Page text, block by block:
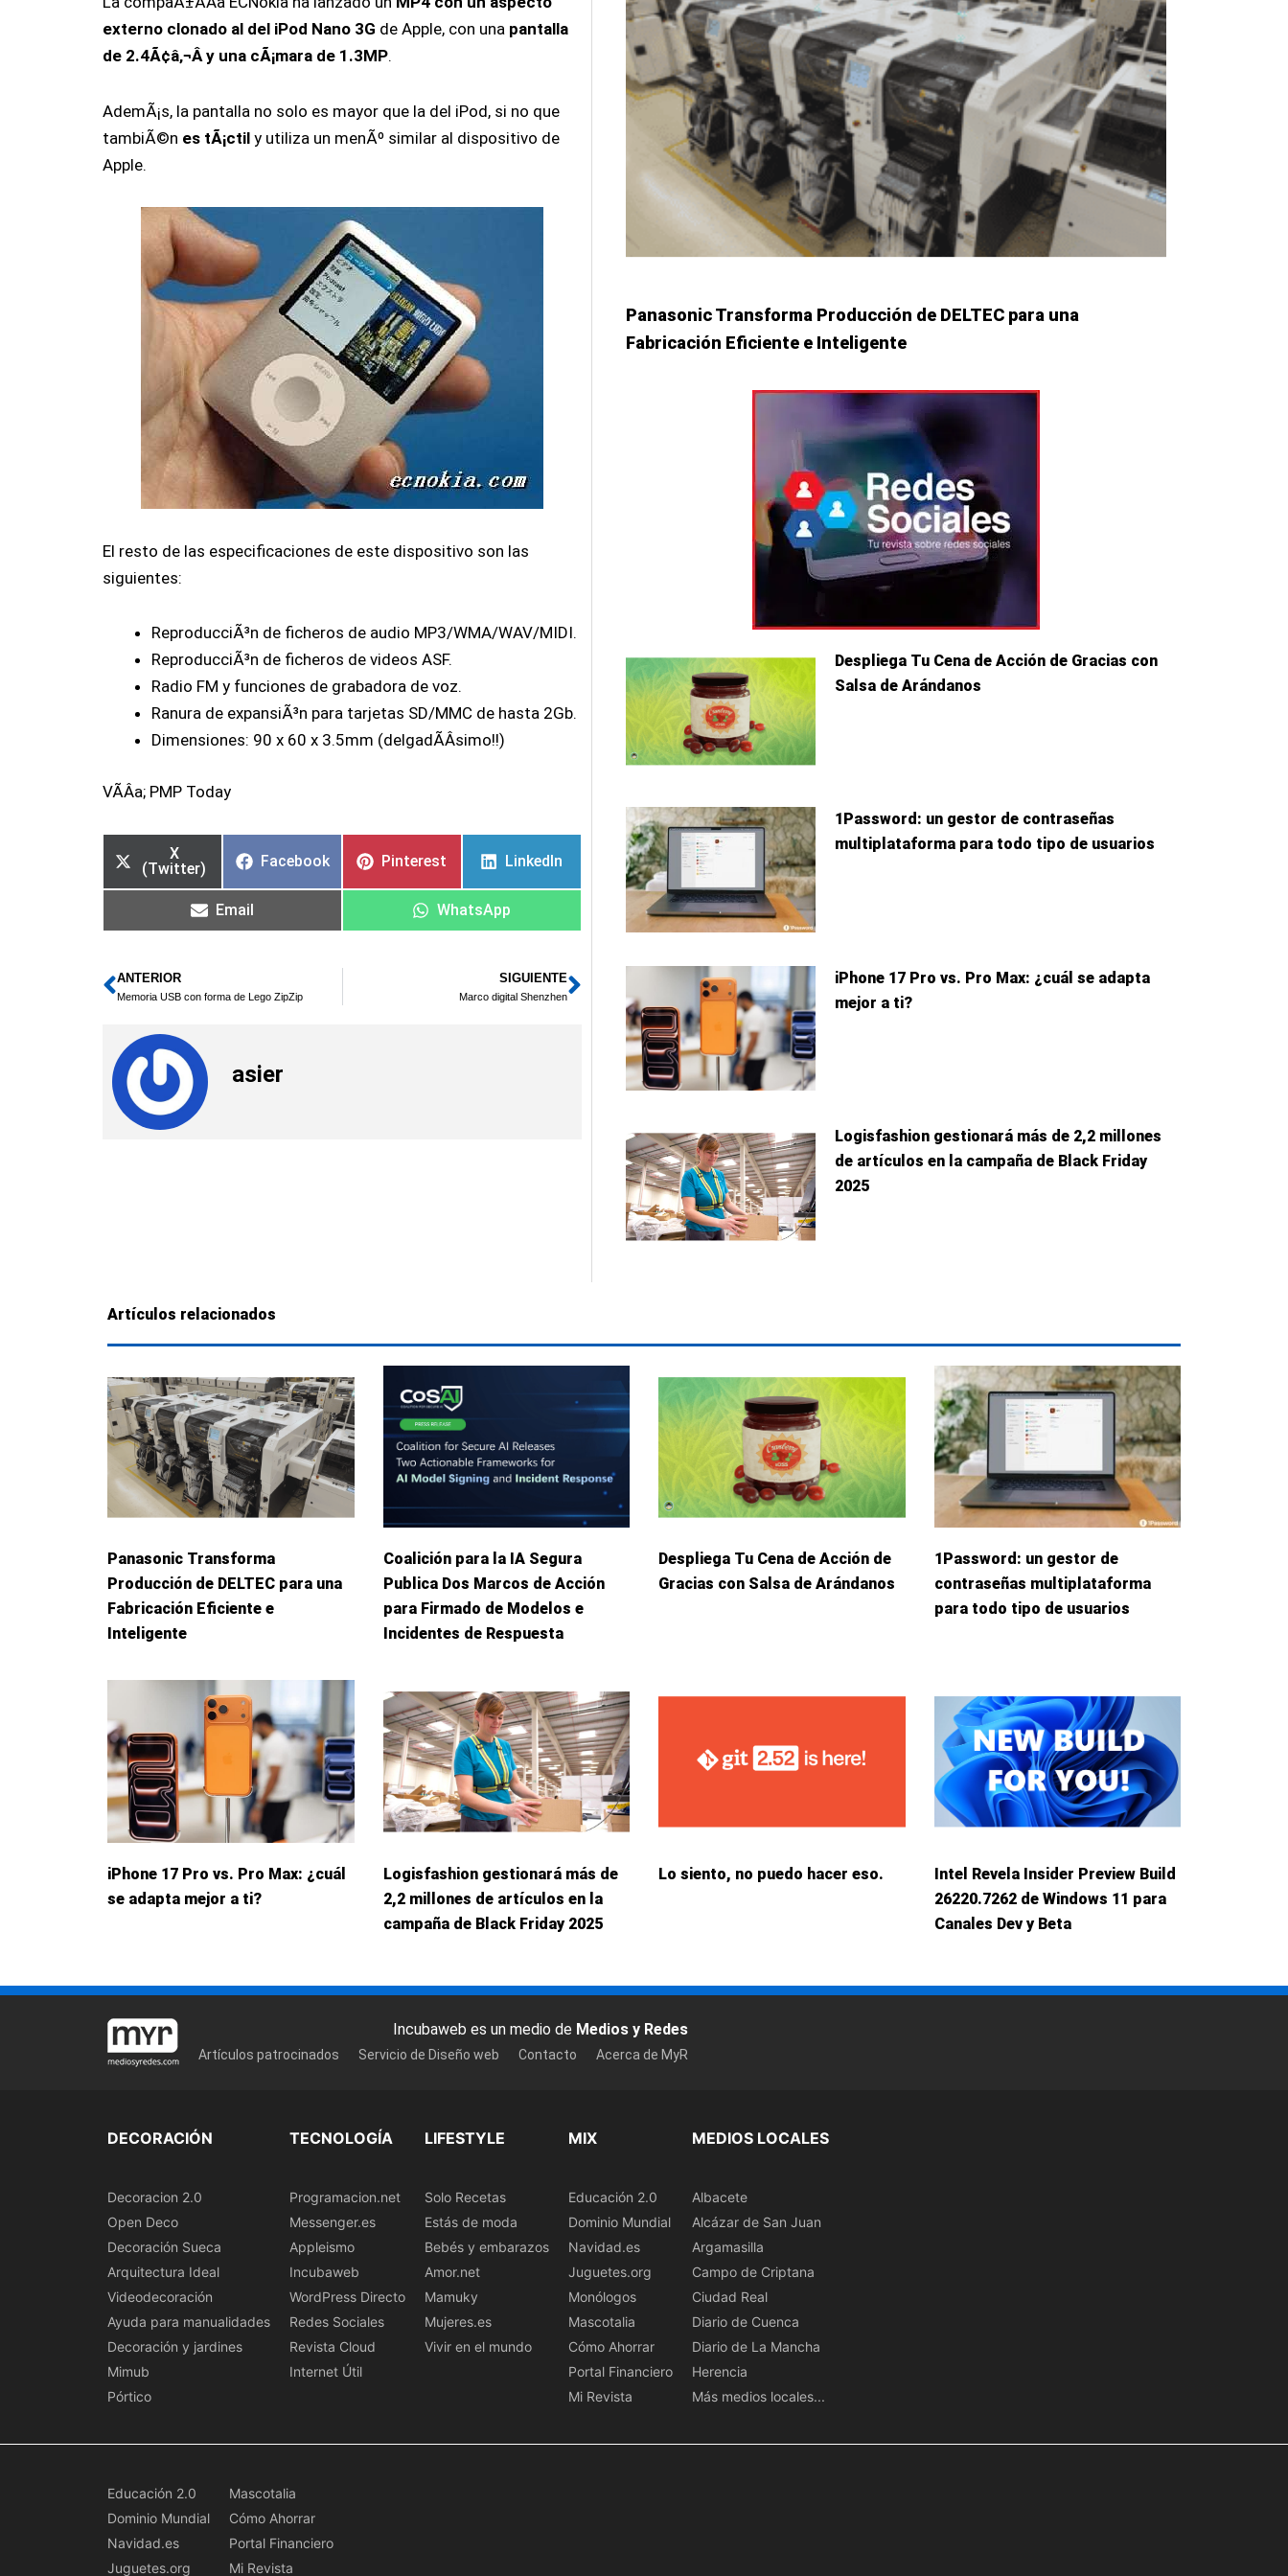
externo clonado al del iPod Nano 3G de Apple, con una pantalla
de 2.4Ã¢â‚¬Â y una cÃ¡mara de 1.3MP.
AdemÃ¡s, la pantalla no solo es mayor que la del iPod, si no que
tambiÃ©n es tÃ¡ctil y utiliza un menÃº similar al dispositivo de
Apple.
El resto de las especificaciones de este dispositivo son las
siguientes:
ReproducciÃ³n de ficheros de audio MP3/WMA/WAV/MIDI.
ReproducciÃ³n de ficheros de videos ASF.
Radio FM y funciones de grabadora de voz.
Ranura de expansiÃ³n para tarjetas SD/MMC de hasta 2Gb.
Dimensiones: 90 x 60 x 3.5mm (delgadÃ­Â­simo!!)
VÃ­Â­a; PMP Today
X
(Twitter)
Facebook Pinterest LinkedIn
Email WhatsApp
Ant
ANTERIOR
Memoria USB con forma de Lego ZipZip
SIGUIENTE
Marco digital ShenzhenSiguiente
asier
Panasonic Transforma Producción de DELTEC para una
Fabricación Eficiente e Inteligente
Despliega Tu Cena de Acción de Gracias con
Salsa de Arándanos
1Password: un gestor de contraseñas
multiplataforma para todo tipo de usuarios
iPhone 17 Pro vs. Pro Max: ¿cuál se adapta
mejor a ti?
Logisfashion gestionará más de 2,2 millones
de artículos en la campaña de Black Friday
2025
Artículos relacionados
Panasonic Transforma
Producción de DELTEC para una
Fabricación Eficiente e
Inteligente
Coalición para la IA Segura
Publica Dos Marcos de Acción
para Firmado de Modelos e
Incidentes de Respuesta
Despliega Tu Cena de Acción de
Gracias con Salsa de Arándanos
1Password: un gestor de
contraseñas multiplataforma
para todo tipo de usuarios
iPhone 17 Pro vs. Pro Max: ¿cuál
se adapta mejor a ti?
Logisfashion gestionará más de
2,2 millones de artículos en la
campaña de Black Friday 2025
Lo siento, no puedo hacer eso.
Intel Revela Insider Preview Build
26220.7262 de Windows 11 para
Canales Dev y Beta
Incubaweb es un medio de Medios y Redes
Artículos patrocinados Servicio de Diseño web Contacto Acerca de MyR
DECORACIÓN
Decoracion 2.0
Open Deco
Decoración Sueca
Arquitectura Ideal
Videodecoración
Ayuda para manualidades
Decoración y jardines
Mimub
Pórtico
TECNOLOGÍA
Programacion.net
Messenger.es
Appleismo
Incubaweb
WordPress Directo
Redes Sociales
Revista Cloud
Internet Útil
LIFESTYLE
Solo Recetas
Estás de moda
Bebés y embarazos
Amor.net
Mamuky
Mujeres.es
Vivir en el mundo
MIX
Educación 2.0
Dominio Mundial
Navidad.es
Juguetes.org
Monólogos
Mascotalia
Cómo Ahorrar
Portal Financiero
Mi Revista
MEDIOS LOCALES
Albacete
Alcázar de San Juan
Argamasilla
Campo de Criptana
Ciudad Real
Diario de Cuenca
Diario de La Mancha
Herencia
Más medios locales...
Educación 2.0
Dominio Mundial
Navidad.es
Juguetes.org
Mascotalia
Cómo Ahorrar
Portal Financiero
Mi Revista